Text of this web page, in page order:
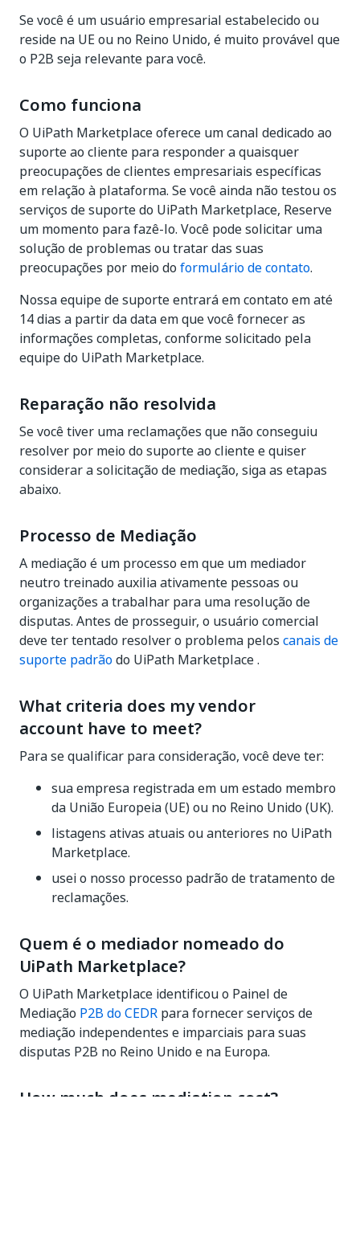
Se você é um usuário empresarial estabelecido ou
reside na UE ou no Reino Unido, é muito provável que
o P2B seja relevante para você.
Como funciona
O UiPath Marketplace oferece um canal dedicado ao
suporte ao cliente para responder a quaisquer
preocupações de clientes empresariais específicas
em relação à plataforma. Se você ainda não testou os
serviços de suporte do UiPath Marketplace, Reserve
um momento para fazê-lo. Você pode solicitar uma
solução de problemas ou tratar das suas
preocupações por meio do formulário de contato.
Nossa equipe de suporte entrará em contato em até
14 dias a partir da data em que você fornecer as
informações completas, conforme solicitado pela
equipe do UiPath Marketplace.
Reparação não resolvida
Se você tiver uma reclamações que não conseguiu
resolver por meio do suporte ao cliente e quiser
considerar a solicitação de mediação, siga as etapas
abaixo.
Processo de Mediação
A mediação é um processo em que um mediador
neutro treinado auxilia ativamente pessoas ou
organizações a trabalhar para uma resolução de
disputas. Antes de prosseguir, o usuário comercial
deve ter tentado resolver o problema pelos canais de
suporte padrãodo UiPath Marketplace .
What criteria does my vendor
account have to meet?
Para se qualificar para consideração, você deve ter:
sua empresa registrada em um estado membro
da União Europeia (UE) ou no Reino Unido (UK).
listagens ativas atuais ou anteriores no UiPath
Marketplace.
usei o nosso processo padrão de tratamento de
reclamações.
Quem é o mediador nomeado do
UiPath Marketplace?
O UiPath Marketplace identificou o Painel de
Mediação P2B do CEDR para fornecer serviços de
mediação independentes e imparciais para suas
disputas P2B no Reino Unido e na Europa.
How much does mediation cost?